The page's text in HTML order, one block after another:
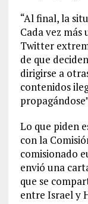
“Al final, la
Cada vez
Twitter
de que
dirigirse a
contenidos
Lo que piden
con la
comisionado
envió una
que se
entre Israel y